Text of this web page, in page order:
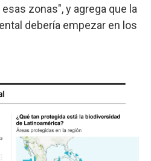
zonas", y agrega que la
debería empezar en los